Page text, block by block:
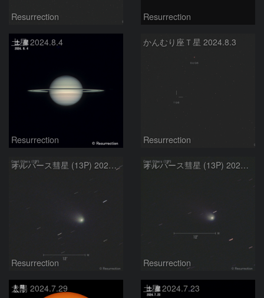
Resurrection Resurrection
土星 2024.8.4
Resurrection
かんむり座Ｔ星 2024.8.3
Resurrection
オルバース彗星 (13P) 2024.8.2
Resurrection
オルバース彗星 (13P) 2024.7.29
Resurrection
太陽 2024.7.29 土星 2024.7.23